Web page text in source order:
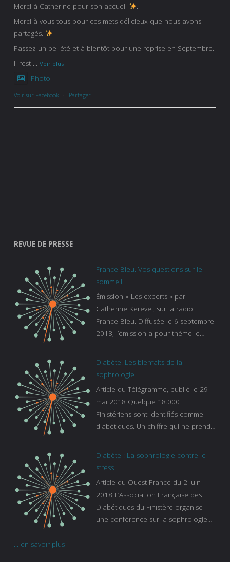
Merci à Catherine pour son accueil
.
Merci à vous tous pour ces mets délicieux que nous avons
partagés.
Passez un bel été et à bientôt pour une reprise en Septembre.
Il rest ... Voir plus
Photo
Voir sur Facebook · Partager
REVUE DE PRESSE
France Bleu. Vos questions sur le
sommeil
Émission « Les experts » par
Catherine Kerevel, sur la radio
France Bleu. Diffusée le 6 septembre
2018, l’émission a pour thème le
bleu :
https://www.francebleu.fr/emissions/l
sur-le-sommeil
Diabète. Les bienfaits de la
sophrologie
Article du Télégramme, publié le 29
mai 2018 Quelque 18.000
Finistériens sont identifiés comme
diabétiques. Un chiffre qui ne prend
s’ignorent. « C’est une pathologie qui
continue à augmenter, souligne
de la Caisse primaire d’assurance-
maladie. C’est aussi une pathologie
qui peut être handicapante et coûte
cher quand on sait que 37 % des
Diabète : La sophrologie contre le
stress
Article du Ouest-France du 2 juin
2018 L’Association Française des
Diabétiques du Finistère organise
une conférence sur la sophrologie
... en savoir plus